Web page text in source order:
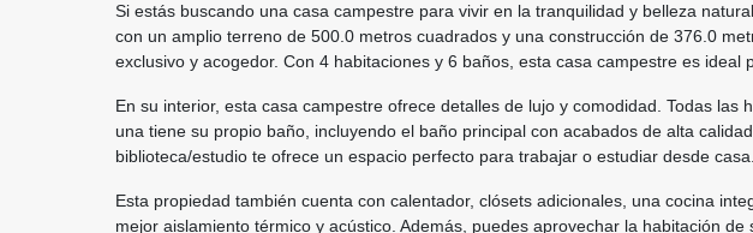
Si estás buscando una casa campestre para vivir en la tranquilidad y belleza
con un amplio terreno de 500.0 metros cuadrados y una construcción de 376.0
exclusivo y acogedor. Con 4 habitaciones y 6 baños, esta casa campestre es
En su interior, esta casa campestre ofrece detalles de lujo y comodidad. Todas
una tiene su propio baño, incluyendo el baño principal con acabados de alta
biblioteca/estudio te ofrece un espacio perfecto para trabajar o estudiar desde casa.
Esta propiedad también cuenta con calentador, clósets adicionales, una cocina
mejor aislamiento térmico y acústico. Además, puedes aprovechar la habitación